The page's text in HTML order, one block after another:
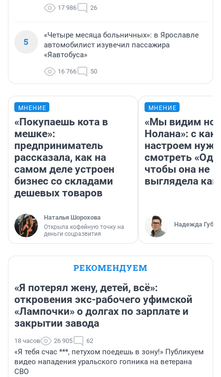
17 986 26
5
«Четыре месяца больничных»: в Ярославле
автомобилист изувечил пассажира
«Яавтобуса»
16 766 50
МНЕНИЕ
«Покупаешь кота в
мешке»:
предприниматель
рассказала, как на
самом деле устроен
бизнес со складами
дешевых товаров
Наталья Шорохова
Открыла кофейную точку на
деньги соцразвития
МНЕНИЕ
«Мы видим
Нолана»: с
настроем
смотреть
чтобы она не
выглядела как
Надежда
РЕКОМЕНДУЕМ
«Я потерял жену, детей, всё»:
откровения экс-рабочего уфимской
«Лампочки» о долгах по зарплате и
закрытии завода
18 часов 26 905 62
«Я тебя счас ***, петухом поедешь в зону!» Публикуем
видео нападения уральского гопника на ветерана
СВО